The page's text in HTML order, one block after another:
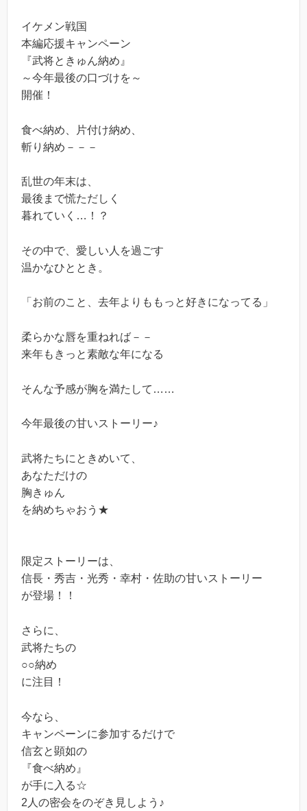
イケメン戦国
本編応援キャンペーン
『武将ときゅん納め』
～今年最後の口づけを～
開催！
食べ納め、片付け納め、
斬り納め－－－
乱世の年末は、
最後まで慌ただしく
暮れていく…！？
その中で、愛しい人を過ごす
温かなひととき。
「お前のこと、去年よりももっと好きになってる」
柔らかな唇を重ねれば－－
来年もきっと素敵な年になる
そんな予感が胸を満たして……
今年最後の甘いストーリー♪
武将たちにときめいて、
あなただけの
胸きゅん
を納めちゃおう★
限定ストーリーは、
信長・秀吉・光秀・幸村・佐助の甘いストーリー
が登場！！
さらに、
武将たちの
○○納め
に注目！
今なら、
キャンペーンに参加するだけで
信玄と顕如の
『食べ納め』
が手に入る☆
2人の密会をのぞき見しよう♪